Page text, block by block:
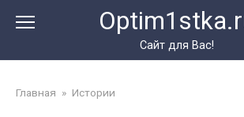
Сайт для Вас!
Главная » Истории